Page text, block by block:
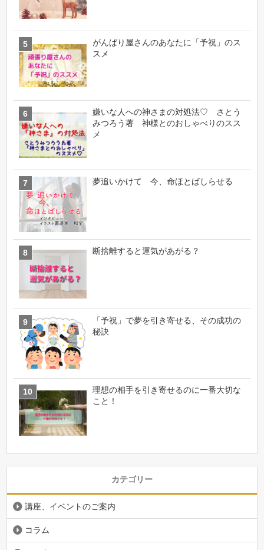
がんばり屋さんのあなたに「予祝」のス
スメ
嫌いな人への神さまの対処法♡ さとう
みつろう著 神様とのおしゃべりのスス
メ
夢追いかけて 今、命ほとばしらせる
断捨離すると運気があがる？
「予祝」で夢を引き寄せる、その成功の
秘訣
理想の相手を引き寄せるのに一番大切な
こと！
カテゴリー
講座、イベントのご案内
コラム